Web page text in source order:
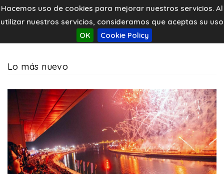
Hacemos uso de cookies para mejorar nuestros servicios. Al
utilizar nuestros servicios, consideramos que aceptas su uso
OK
Cookie Policy
Lo más nuevo